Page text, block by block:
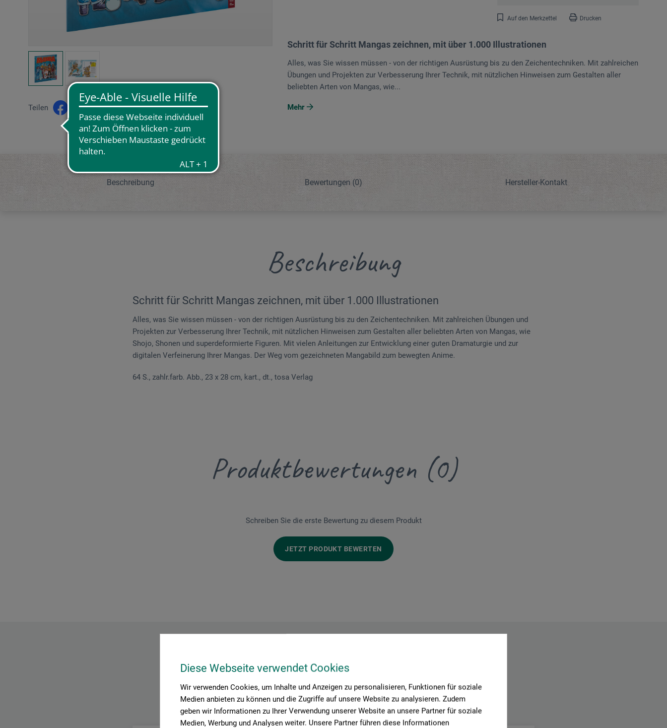
Diese Webseite verwendet Cookies
Wir verwenden Cookies, um Inhalte und Anzeigen zu personalisieren, Funktionen für soziale
Medien anbieten zu können und die Zugriffe auf unsere Website zu analysieren. Zudem
geben wir Informationen zu Ihrer Verwendung unserer Website an unsere Partner für soziale
Medien, Werbung und Analysen weiter. Unsere Partner führen diese Informationen
Auf den Merkzettel Drucken
Teilen
Schritt für Schritt Mangas zeichnen, mit über 1.000 Illustrationen
Alles, was Sie wissen müssen - von der richtigen Ausrüstung bis zu den Zeichentechniken. Mit zahlreichen
Übungen und Projekten zur Verbesserung Ihrer Technik, mit nützlichen Hinweisen zum Gestalten aller
beliebten Arten von Mangas, wie...
Mehr
Beschreibung Bewertungen (0) Hersteller-Kontakt
Beschreibung
Schritt für Schritt Mangas zeichnen, mit über 1.000 Illustrationen
Alles, was Sie wissen müssen - von der richtigen Ausrüstung bis zu den Zeichentechniken. Mit zahlreichen Übungen und
Projekten zur Verbesserung Ihrer Technik, mit nützlichen Hinweisen zum Gestalten aller beliebten Arten von Mangas, wie
Shojo, Shonen und superdeformierte Figuren. Mit vielen Anleitungen zur Entwicklung einer guten Dramaturgie und zur
digitalen Verfeinerung Ihrer Mangas. Der Weg vom gezeichneten Mangabild zum bewegten Anime.
64 S., zahlr.farb. Abb., 23 x 28 cm, kart., dt., tosa Verlag
Produktbewertungen (0)
Schreiben Sie die erste Bewertung zu diesem Produkt
JETZT PRODUKT BEWERTEN
Hersteller-Kontakt
Hier finden Sie die Kontaktdaten des Herstellers zu diesem Produkt.